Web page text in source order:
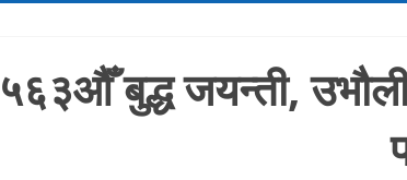
बुद्ध जयन्ती, उभौली